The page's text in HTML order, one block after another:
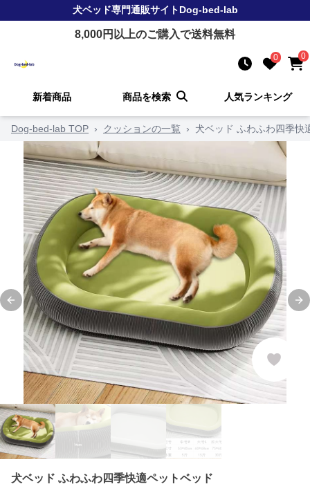
犬ベッド専門通販サイトDog-bed-lab
8,000円以上のご購入で送料無料
0 0
新着商品 商品を検索 人気ランキング
Dog-bed-lab TOP › クッションの一覧 › 犬ベッド ふわふわ四季快
Previous slide
犬ベッド ふわふわ四季快適ペットベッド